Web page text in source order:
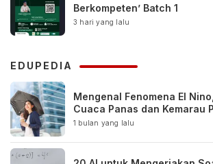
Berkompeten’ Batch 1
3 hari yang lalu
EDUPEDIA
Mengenal Fenomena El
Cuaca Panas dan Kemarau
1 bulan yang lalu